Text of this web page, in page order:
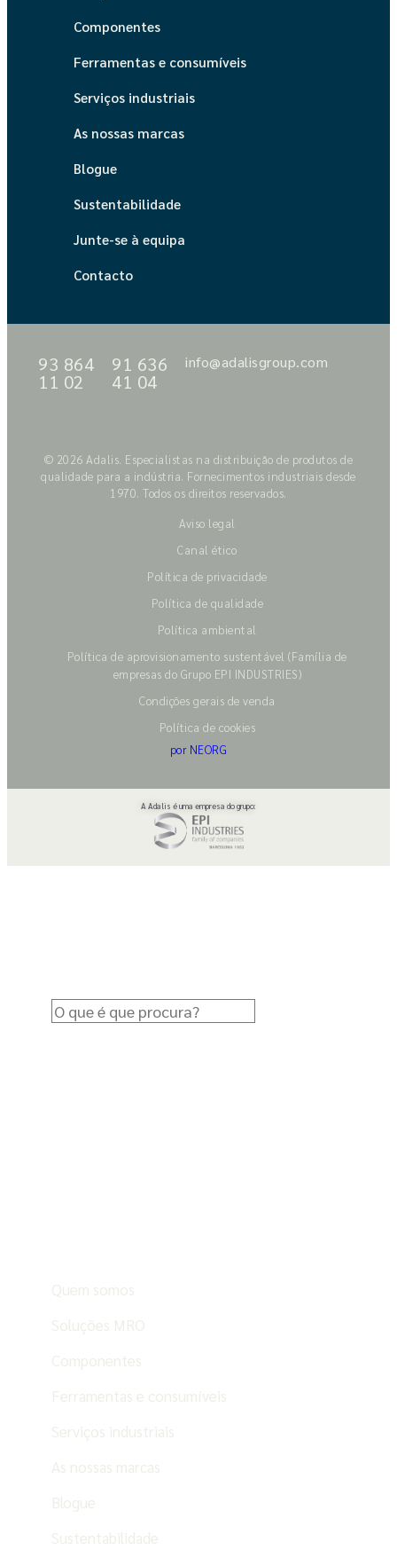
Componentes
Ferramentas e consumíveis
Serviços industriais
As nossas marcas
Blogue
Sustentabilidade
Junte-se à equipa
Contacto
93 864
11 02
91 636
41 04
info@adalisgroup.com
© 2026 Adalis. Especialistas na distribuição de produtos de
qualidade para a indústria. Fornecimentos industriais desde
1970. Todos os direitos reservados.
Aviso legal
Canal ético
Política de privacidade
Política de qualidade
Política ambiental
Política de aprovisionamento sustentável (Família de
empresas do Grupo EPI INDUSTRIES)
Condições gerais de venda
Política de cookies
por NEORG
A Adalis é uma empresa do grupo: